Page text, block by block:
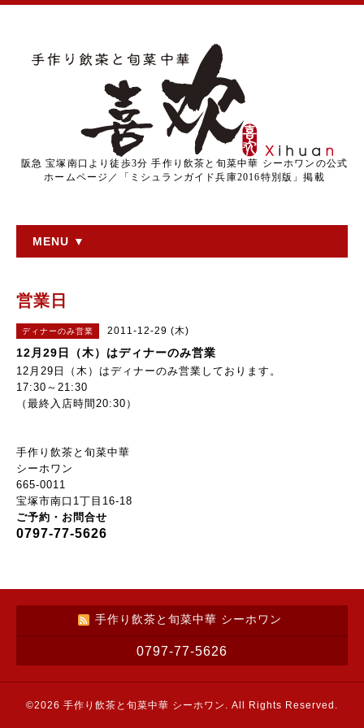
阪急 宝塚南口より徒歩3分 手作り飲茶と旬菜中華 シーホワンの公式
ホームページ／「ミシュランガイド兵庫2016特別版」掲載
MENU ▼
営業日
ディナーのみ営業 2011-12-29 (木)
12月29日（木）はディナーのみ営業
12月29日（木）はディナーのみ営業しております。
17:30～21:30
（最終入店時間20:30）
手作り飲茶と旬菜中華
シーホワン
665-0011
宝塚市南口1丁目16-18
ご予約・お問合せ
0797-77-5626
手作り飲茶と旬菜中華 シーホワン
0797-77-5626
©2026 手作り飲茶と旬菜中華 シーホワン . All Rights Reserved.